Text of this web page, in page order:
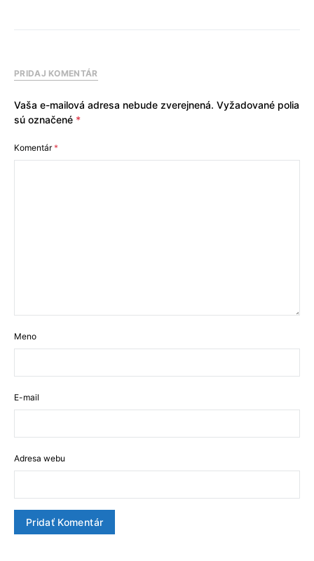
PRIDAJ KOMENTÁR
Vaša e-mailová adresa nebude zverejnená. Vyžadované polia
sú označené *
Komentár*
Meno
E-mail
Adresa webu